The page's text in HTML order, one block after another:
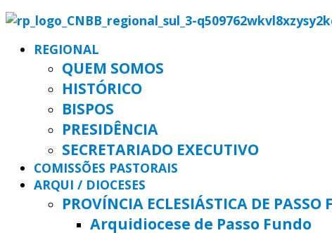
REGIONAL
QUEM SOMOS
HISTÓRICO
BISPOS
PRESIDÊNCIA
SECRETARIADO EXECUTIVO
COMISSÕES PASTORAIS
ARQUI / DIOCESES
PROVÍNCIA ECLESIÁSTICA DE PASSO
Arquidiocese de Passo Fundo